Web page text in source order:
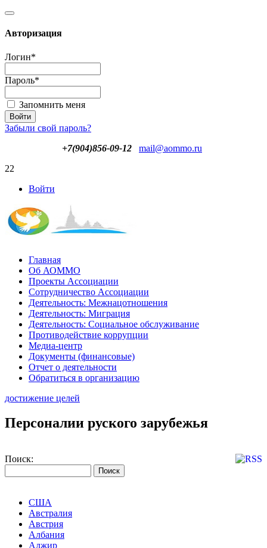
Авторизация
Логин*
Пароль*
Запомнить меня
Забыли свой пароль?
+7(904)856-09-12
mail@aommo.ru
22
Войти
Главная
Об АОММО
Проекты Ассоциации
Сотрудничество Ассоциации
Деятельность: Межнацотношения
Деятельность: Миграция
Деятельность: Социальное обслуживание
Противодействие коррупции
Медиа-центр
Документы (финансовые)
Отчет о деятельности
Обратиться в организацию
достижение целей
Персоналии руского зарубежья
Поиск:
США
Австралия
Австрия
Албания
Алжир